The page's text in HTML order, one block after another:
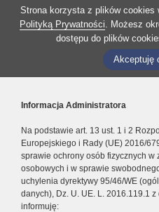
Strona korzysta z plików cookies
Polityką Prywatności. Możesz
dostępu do plików
Akceptuję
Informacja Administratora
Na podstawie art. 13 ust. 1 i 2
Europejskiego i Rady (UE) 2016/
sprawie ochrony osób fizycznych
osobowych i w sprawie
uchylenia dyrektywy 95/46/WE
danych), Dz. U. UE. L. 2016.119.1
informuję: